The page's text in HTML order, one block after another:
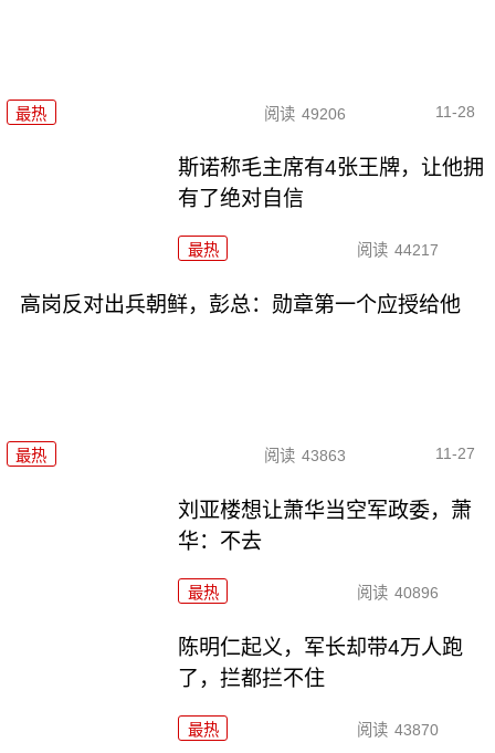
最热 阅读 49206 11-28
斯诺称毛主席有4张王牌，让他拥
有了绝对自信
最热 阅读 44217
高岗反对出兵朝鲜，彭总：勋章第一个应授给他
最热 阅读 43863 11-27
刘亚楼想让萧华当空军政委，萧
华：不去
最热 阅读 40896
陈明仁起义，军长却带4万人跑
了，拦都拦不住
最热 阅读 43870